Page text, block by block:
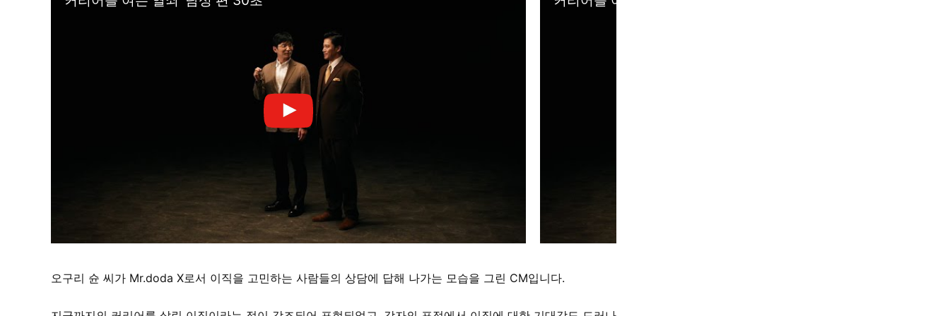
오구리 슌 씨가 Mr.doda X로서 이직을 고민하는 사람들의 상담에 답해 나가는 모습을 그린 CM입니다.